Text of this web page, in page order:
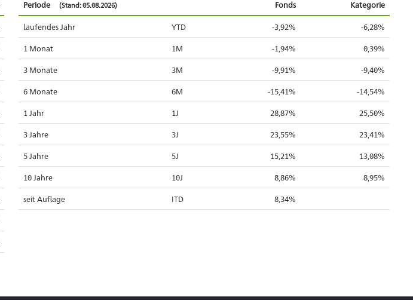
Periode (Stand: 05.08.2026) Fonds Kategorie
laufendes Jahr YTD -3,92% -6,28%
1 Monat 1M -1,94% 0,39%
3 Monate 3M -9,91% -9,40%
6 Monate 6M -15,41% -14,54%
1 Jahr 1J 28,87% 25,50%
3 Jahre 3J 23,55% 23,41%
5 Jahre 5J 15,21% 13,08%
10 Jahre 10J 8,86% 8,95%
seit Auflage ITD 8,34%